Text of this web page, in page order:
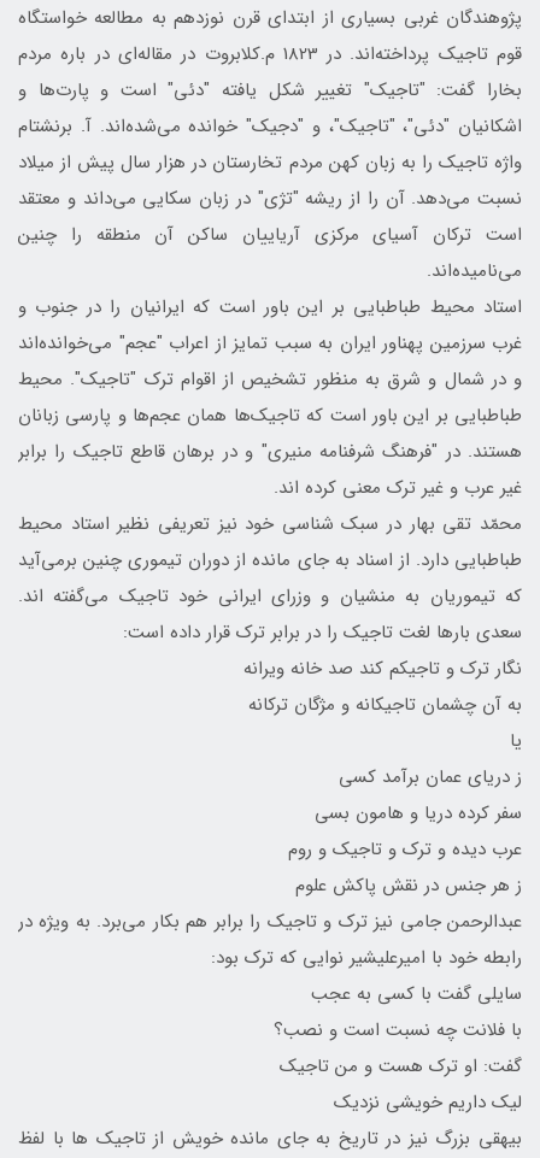
پژوهندگان غربی بسیاری از ابتدای قرن نوزدهم به مطالعه خواستگاه
قوم تاجیک پرداخته‌اند. در 1823 م.کلابروت در مقاله‌ای در باره مردم
بخارا گفت: "تاجیک" تغییر شکل یافته "دئی" است و پارت‌ها و
اشکانیان "دئی"، "تاجیک"، و "دجیک" خوانده می‌شده‌اند. آ. برنشتام
واژه تاجیک را به زبان کهن مردم تخارستان در هزار سال پیش از میلاد
نسبت می‌دهد. آن را از ریشه "تژی" در زبان سکایی می‌داند و معتقد
است ترکان آسیای مرکزی آریاییان ساکن آن منطقه را چنین
می‌نامیده‌اند.
استاد محیط طباطبایی بر این باور است که ایرانیان را در جنوب و
غرب سرزمین پهناور ایران به سبب تمایز از اعراب "عجم" می‌خوانده‌اند
و در شمال و شرق به منظور تشخیص از اقوام ترک "تاجیک". محیط
طباطبایی بر این باور است که تاجیک‌ها همان عجم‌ها و پارسی زبانان
هستند. در "فرهنگ شرفنامه منیری" و در برهان قاطع تاجیک را برابر
غیر عرب و غیر ترک معنی کرده اند.
محمّد تقی بهار در سبک شناسی خود نیز تعریفی نظیر استاد محیط
طباطبایی دارد. از اسناد به جای مانده از دوران تیموری چنین برمی‌آید
که تیموریان به منشیان و وزرای ایرانی خود تاجیک می‌گفته اند.
سعدی بارها لغت تاجیک را در برابر ترک قرار داده است:
نگار ترک و تاجیکم کند صد خانه ویرانه
به آن چشمان تاجیکانه و مژگان ترکانه
یا
ز دریای عمان برآمد کسی
سفر کرده دریا و هامون بسی
عرب دیده و ترک و تاجیک و روم
ز هر جنس در نقش پاکش علوم
عبدالرحمن جامی نیز ترک و تاجیک را برابر هم بکار می‌برد. به ویژه در
رابطه خود با امیرعلیشیر نوایی که ترک بود:
سایلی گفت با کسی به عجب
با فلانت چه نسبت است و نصب؟
گفت: او ترک هست و من تاجیک
لیک داریم خویشی نزدیک
بیهقی بزرگ نیز در تاریخ به جای مانده خویش از تاجیک ها با لفظ